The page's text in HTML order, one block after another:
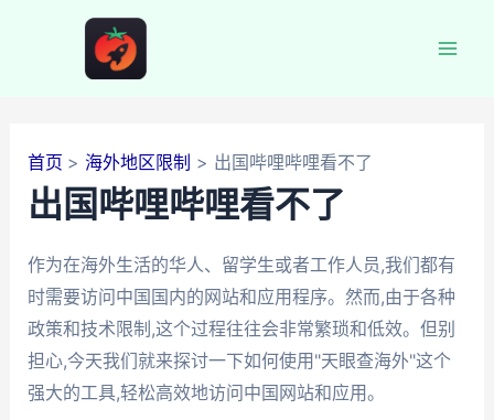
首页 海外地区限制 出国哔哩哔哩看不了
出国哔哩哔哩看不了
作为在海外生活的华人、留学生或者工作人员,我们都有
时需要访问中国国内的网站和应用程序。然而,由于各种
政策和技术限制,这个过程往往会非常繁琐和低效。但别
担心,今天我们就来探讨一下如何使用"天眼查海外"这个
强大的工具,轻松高效地访问中国网站和应用。